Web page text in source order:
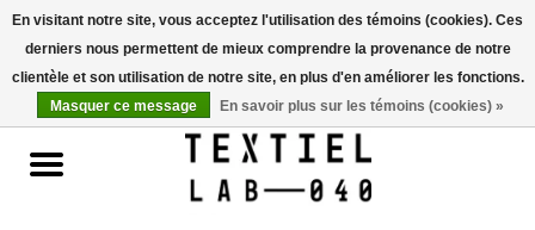
Accueil
LIVRES
En visitant notre site, vous acceptez l'utilisation des témoins (cookies). Ces
derniers nous permettent de mieux comprendre la provenance de notre
clientèle et son utilisation de notre site, en plus d'en améliorer les fonctions.
Masquer ce message
En savoir plus sur les témoins (cookies) »